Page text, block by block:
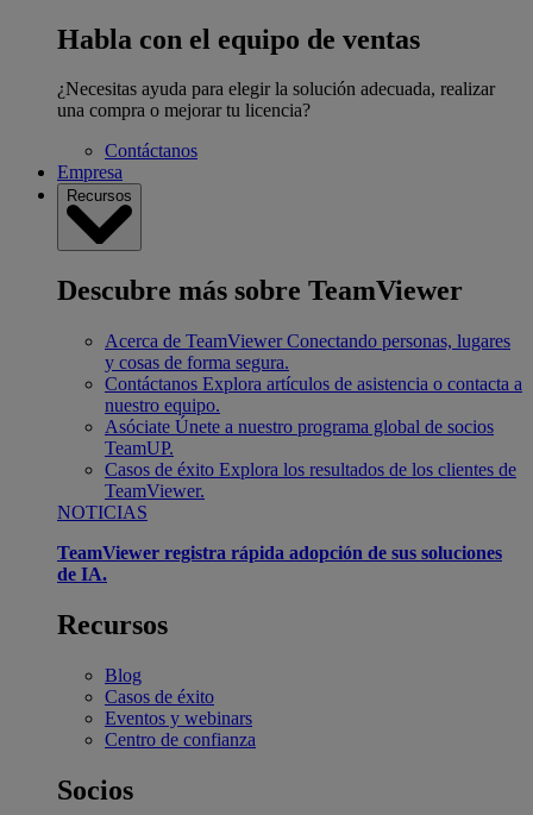
Habla con el equipo de ventas
¿Necesitas ayuda para elegir la solución adecuada, realizar
una compra o mejorar tu licencia?
Contáctanos
Empresa
Recursos
Descubre más sobre TeamViewer
Acerca de TeamViewer Conectando personas, lugares
y cosas de forma segura.
Contáctanos Explora artículos de asistencia o contacta a
nuestro equipo.
Asóciate Únete a nuestro programa global de socios
TeamUP.
Casos de éxito Explora los resultados de los clientes de
TeamViewer.
NOTICIAS
TeamViewer registra rápida adopción de sus soluciones
de IA.
Recursos
Blog
Casos de éxito
Eventos y webinars
Centro de confianza
Socios